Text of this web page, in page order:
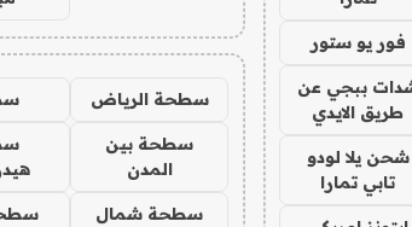
فور يو ستور
ببجي عن
طريق الايدي
شحن يلا لودو
تابي تمارا
سطحة الرياض
سطحة بين
المدن
سطحة شمال